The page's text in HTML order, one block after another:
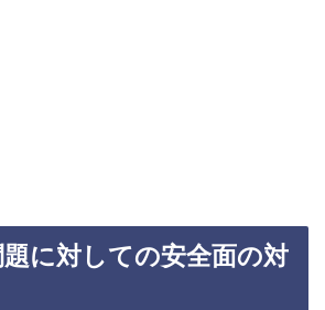
に対しての安全面の対